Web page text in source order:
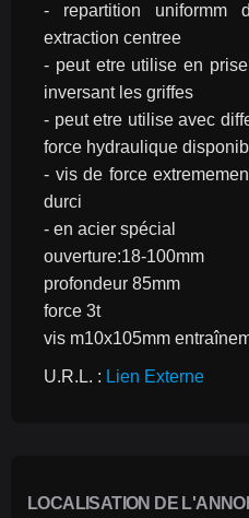
- repartition uniformm
extraction centree
- peut etre utilise en
inversant les griffes
- peut etre utilise avec
force hydraulique
- vis de force
durci
- en acier spécial
ouverture:18-100mm
profondeur 85mm
force 3t
vis m10x105mm
U.R.L. : Lien Externe
LOCALISATION DE